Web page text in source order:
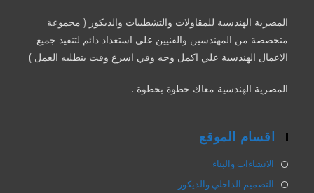
المصرية الهندسية للمقاولات والتشطيبات والديكور ( مجموعة
متخصصة من المهندسين والفنيين علي استعداد دائم لتنفيذ جميع
الاعمال الهندسية علي اكمل وجه وفي اسرع وقت يتطلبه العمل )
المصرية الهندسية معاك خطوة بخطوة .
اقسام الموقع
الانشاءات والبناء
التصميم الداخلي والديكور